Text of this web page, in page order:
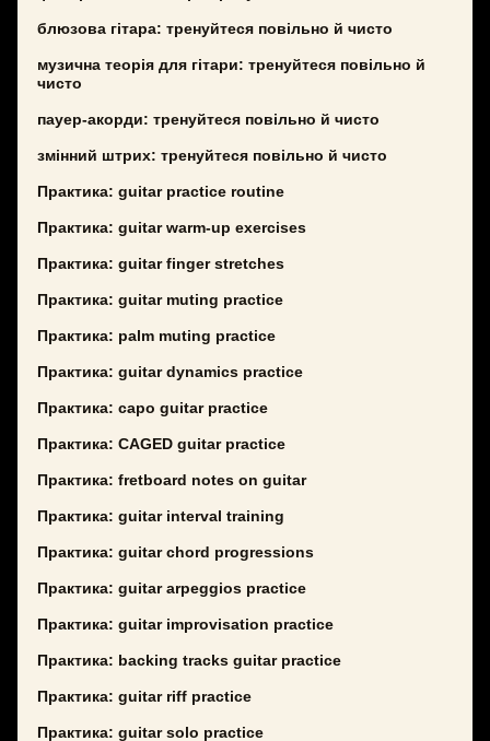
блюзова гітара: тренуйтеся повільно й чисто
музична теорія для гітари: тренуйтеся повільно й
чисто
пауер-акорди: тренуйтеся повільно й чисто
змінний штрих: тренуйтеся повільно й чисто
Практика: guitar practice routine
Практика: guitar warm-up exercises
Практика: guitar finger stretches
Практика: guitar muting practice
Практика: palm muting practice
Практика: guitar dynamics practice
Практика: capo guitar practice
Практика: CAGED guitar practice
Практика: fretboard notes on guitar
Практика: guitar interval training
Практика: guitar chord progressions
Практика: guitar arpeggios practice
Практика: guitar improvisation practice
Практика: backing tracks guitar practice
Практика: guitar riff practice
Практика: guitar solo practice